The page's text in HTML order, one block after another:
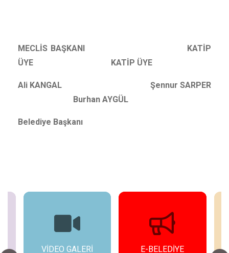
MECLİS BAŞKANI KATİP
ÜYE KATİP ÜYE
Ali KANGAL Şennur SARPER
Burhan AYGÜL
Belediye Başkanı
E-BELEDİYE ETKİNLİKLER